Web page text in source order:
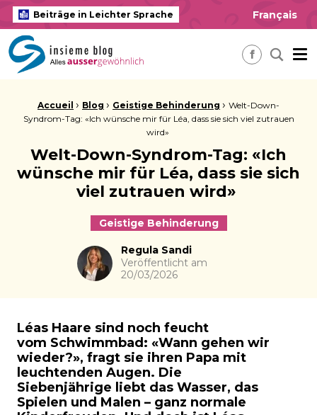
Beiträge in Leichter Sprache Français
insieme Blog Alles ausser gewöhnlich
Facebook
Nach
Brotkrume:
Accueil › Blog › Geistige Behinderung › Welt-Down-
Syndrom-Tag: «Ich wünsche mir für Léa, dass sie sich viel zutrauen
wird»
Welt-Down-Syndrom-Tag: «Ich
wünsche mir für Léa, dass sie sich
viel zutrauen wird»
Geistige Behinderung
Autor
Regula Sandi
Veröffentlicht am
20/03/2026
Léas Haare sind noch feucht
vom Schwimmbad: «Wann gehen wir
wieder?», fragt sie ihren Papa mit
leuchtenden Augen. Die
Siebenjährige liebt das Wasser, das
Spielen und Malen – ganz normale